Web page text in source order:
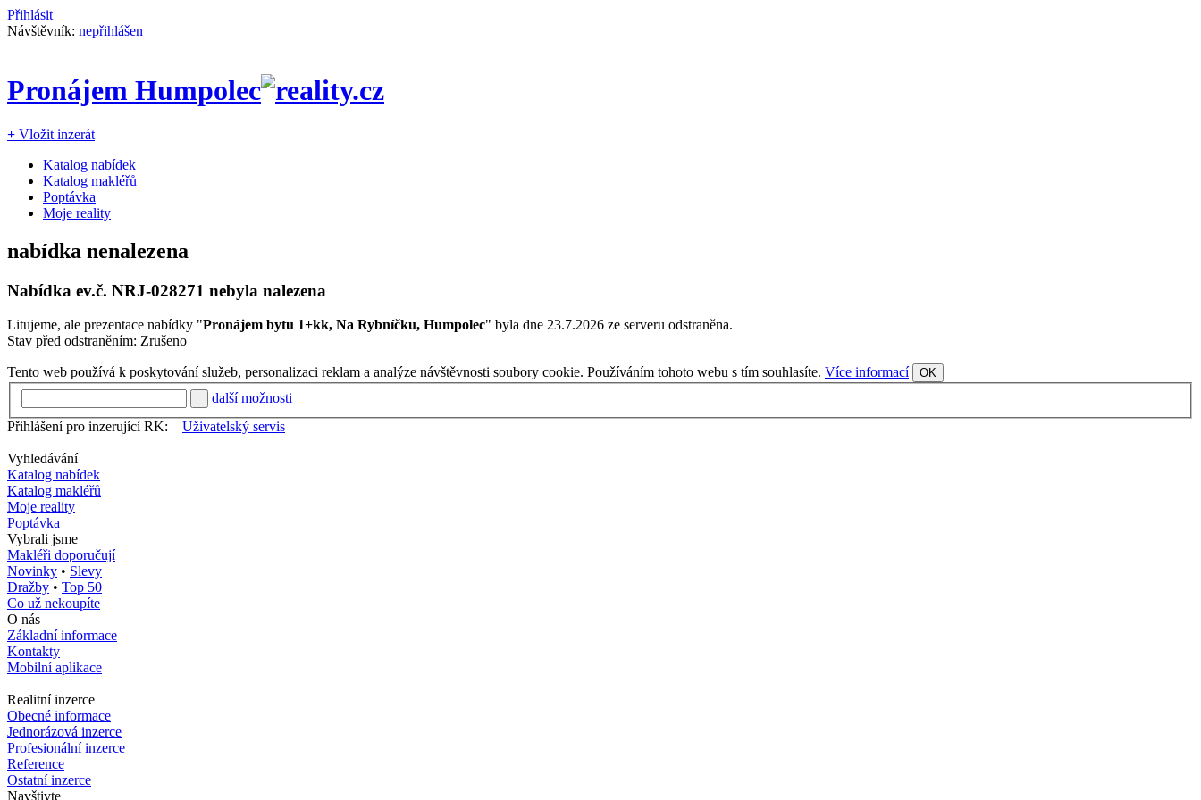
Přihlásit
Návštěvník: nepřihlášen
Pronájem Humpolec
+ Vložit inzerát
Katalog nabídek
Katalog makléřů
Poptávka
Moje reality
nabídka nenalezena
Nabídka ev.č. NRJ-028271 nebyla nalezena
Litujeme, ale prezentace nabídky "Pronájem bytu 1+kk, Na Rybníčku, Humpolec" byla dne 23.7.2026 ze serveru odstraněna.
Stav před odstraněním: Zrušeno
Tento web používá k poskytování služeb, personalizaci reklam a analýze návštěvnosti soubory cookie. Používáním tohoto webu s tím souhlasíte. Více informací OK
další možnosti
Přihlášení pro inzerující RK:
Uživatelský servis
Vyhledávání
Katalog nabídek
Katalog makléřů
Moje reality
Poptávka
Vybrali jsme
Makléři doporučují
Novinky • Slevy
Dražby • Top 50
Co už nekoupíte
O nás
Základní informace
Kontakty
Mobilní aplikace
Realitní inzerce
Obecné informace
Jednorázová inzerce
Profesionální inzerce
Reference
Ostatní inzerce
Navštivte